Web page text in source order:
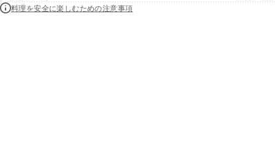
料理を安全に楽しむための注意事項